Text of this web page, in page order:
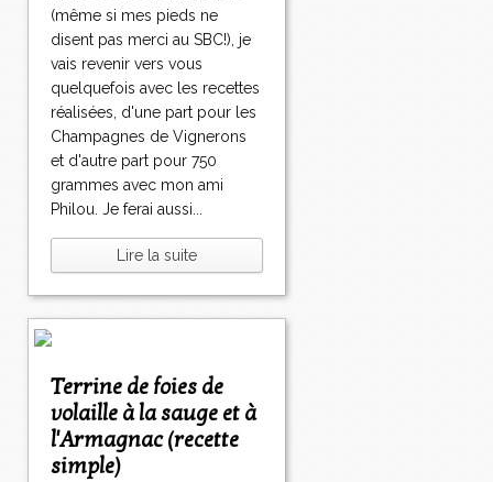
(même si mes pieds ne
disent pas merci au SBC!), je
vais revenir vers vous
quelquefois avec les recettes
réalisées, d'une part pour les
Champagnes de Vignerons
et d'autre part pour 750
grammes avec mon ami
Philou. Je ferai aussi...
Lire la suite
Terrine de foies de
volaille à la sauge et à
l'Armagnac (recette
simple)